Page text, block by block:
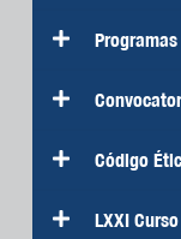
Código
LXXI